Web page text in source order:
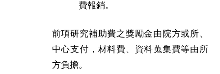
費報銷。
前項研究補助費之獎勵金由院方或所、
中心支付，材料費、資料蒐集費等由所
方負擔。